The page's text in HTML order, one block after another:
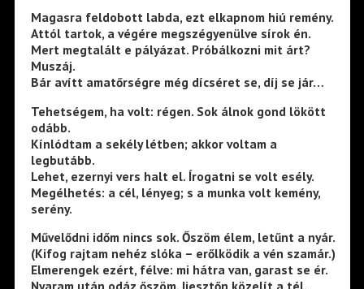
Magasra feldobott labda, ezt elkapnom hiú remény.
Attól tartok, a végére megszégyenülve sírok én.
Mert megtalált e pályázat. Próbálkozni mit árt?
Muszáj.
Bár avítt amatőrségre még dícséret se, díj se jár…
Tehetségem, ha volt: régen. Sok álnok gond lökött
odább.
Kínlódtam a sekély létben; akkor voltam a
legbutább.
Lehet, ezernyi vers halt el. Írogatni se volt esély.
Megélhetés: a cél, lényeg; s a munka volt kemény,
serény.
Művelődni időm nincs sok. Őszöm élem, letűnt a nyár.
(Kifog rajtam nehéz slóka – erőlködik a vén szamár.)
Elmerengek ezért, félve: mi hátra van, garast se ér.